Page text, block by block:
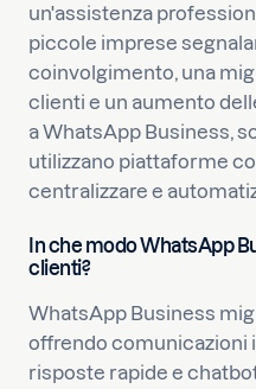
un'assistenza
piccole imprese
coinvolgimento, una
clienti e un aumento
a WhatsApp Business,
utilizzano piattaforme
centralizzare e
In che modo WhatsApp
clienti?
WhatsApp Business
offrendo comunicazioni
risposte rapide e